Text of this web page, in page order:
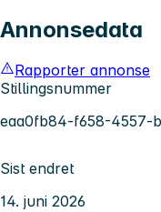
Annonsedata
Rapporter annonse
Stillingsnummer
eaa0fb84-f658-4557-
Sist endret
14. juni 2026